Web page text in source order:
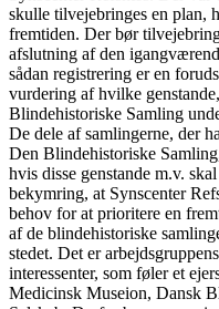
skulle tilvejebringes en plan,
fremtiden. Der bør
afslutning af den
sådan registrering er en
vurdering af hvilke
Blindehistoriske Samling
De dele af samlingerne, der
Den Blindehistoriske
hvis disse genstande m.v.
bekymring, at Synscenter
behov for at prioritere en
af de blindehistoriske
stedet. Det er
interessenter, som føler et
Medicinsk Museion, Dansk